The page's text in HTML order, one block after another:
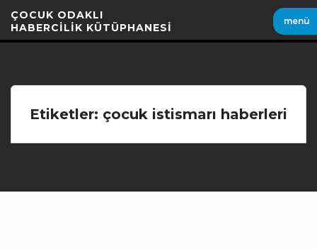
Geç
ÇOCUK ODAKLI
HABERCİLİK KÜTÜPHANESİ
menü
Etiketler: çocuk istismarı haberleri